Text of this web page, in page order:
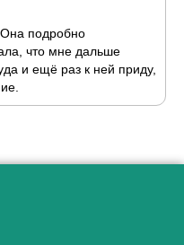
подробно
что мне дальше
и ещё раз к ней приду,